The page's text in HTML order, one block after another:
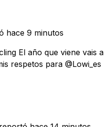
hace 9 minutos
El año que viene vais a
respetos para @Lowi_es